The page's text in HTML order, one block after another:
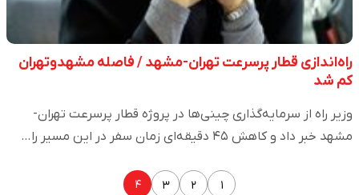
راه‌اندازی قطار پرسرعت تهران-مشهد / فاصله مشهدوتهران
کم شد
وزیر راه از سرمایه‌گذاری چینی‌ها در پروژه قطار پرسرعت تهران-
مشهد خبر داد و کاهش ۴۵ دقیقه‌ای زمان سفر در این مسیر را…
۱ ۲ ۳ ۴